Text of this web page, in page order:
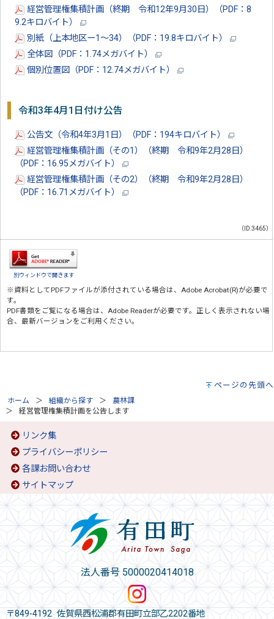
経営管理権集積計画（終期 令和12年9月30日）（PDF：8
9.2キロバイト）
別紙（上本地区ー1～34）（PDF：19.8キロバイト）
全体図（PDF：1.74メガバイト）
個別位置図（PDF：12.74メガバイト）
令和3年4月1日付け公告
公告文（令和4年3月1日）（PDF：194キロバイト）
経営管理権集積計画（その1）（終期 令和9年2月28日）
（PDF：16.95メガバイト）
経営管理権集積計画（その2）（終期 令和9年2月28日）
（PDF：16.71メガバイト）
（ID:3465）
別ウィンドウで開きます
※資料としてPDFファイルが添付されている場合は、 Adobe Acrobat(R)が必要で
す。
PDF書類をご覧になる場合は、 Adobe Readerが必要です。正しく表示されない場
合、最新バージョンをご利用ください。
ページの先頭へ
ホーム 組織から探す
農林課
経営管理権集積計画を公告します
リンク集
プライバシーポリシー
各課お問い合わせ
サイトマップ
法人番号 5000020414018
〒849-4192 佐賀県西松浦郡有田町立部乙2202番地